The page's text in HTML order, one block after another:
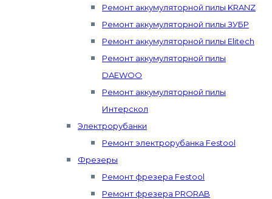
Ремонт аккумуляторной пилы KRANZ
Ремонт аккумуляторной пилы ЗУБР
Ремонт аккумуляторной пилы Elitech
Ремонт аккумуляторной пилы
DAEWOO
Ремонт аккумуляторной пилы
Интерскол
Электрорубанки
Ремонт электрорубанка Festool
Фрезеры
Ремонт фрезера Festool
Ремонт фрезера PRORAB